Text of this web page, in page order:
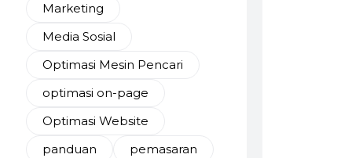
Marketing
Media Sosial
Optimasi Mesin Pencari
optimasi on-page
Optimasi Website
panduan
pemasaran